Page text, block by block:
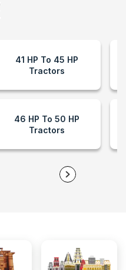
41 HP To 45 HP
Tractors
46 HP To 50 HP
Tractors